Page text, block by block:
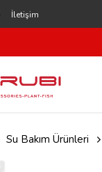
İletişim
Su Bakım Ürünleri